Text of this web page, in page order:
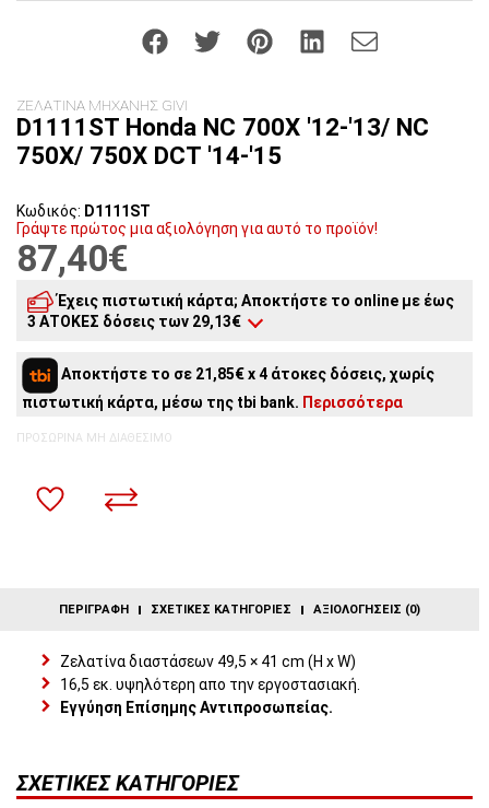
ΖΕΛΑΤΙΝΑ ΜΗΧΑΝΗΣ GIVI
D1111ST Honda NC 700X '12-'13/ NC
750X/ 750X DCT '14-'15
Κωδικός: D1111ST
Γράψτε πρώτος μια αξιολόγηση για αυτό το προϊόν!
87,40€
Έχεις πιστωτική κάρτα; Αποκτήστε το online με έως
3 ΑΤΟΚΕΣ δόσεις των 29,13€
2άτοκες δόσεις: 43,70€/ μήνα
Αποκτήστε το σε 21,85€ x 4 άτοκες δόσεις, χωρίς
πιστωτική κάρτα, μέσω της tbi bank. Περισσότερα
ΠΡΟΣΩΡΙΝΆ ΜΗ ΔΙΑΘΈΣΙΜΟ
ΠΕΡΙΓΡΑΦΉ ΣΧΕΤΙΚΈΣ ΚΑΤΗΓΟΡΊΕΣ ΑΞΙΟΛΟΓΉΣΕΙΣ (0)
Zελατίνα διαστάσεων 49,5 × 41 cm (H x W)
16,5 εκ. υψηλότερη απο την εργοστασιακή.
Εγγύηση Επίσημης Αντιπροσωπείας.
ΣΧΕΤΙΚΈΣ ΚΑΤΗΓΟΡΊΕΣ